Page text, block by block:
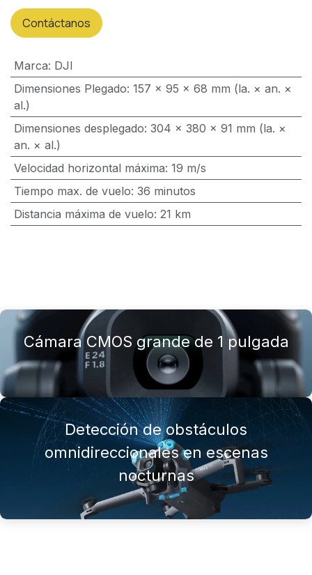
Contáctanos
Marca: DJI
Dimensiones Plegado: 157 × 95 × 68 mm (la. × an. ×
al.)
Dimensiones desplegado: 304 × 380 × 91 mm (la. ×
an. × al.)
Velocidad horizontal máxima: 19 m/s
Tiempo max. de vuelo: 36 minutos
Distancia máxima de vuelo: 21 km
Cámara CMOS grande de 1 pulgada
Detección de obstáculos
omnidireccionales en escenas
nocturnas